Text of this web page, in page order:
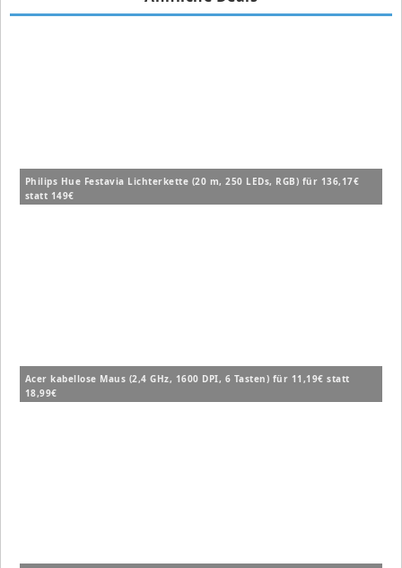
Philips Hue Festavia Lichterkette (20 m, 250 LEDs, RGB) für 136,17€
statt 149€
Acer kabellose Maus (2,4 GHz, 1600 DPI, 6 Tasten) für 11,19€ statt
18,99€